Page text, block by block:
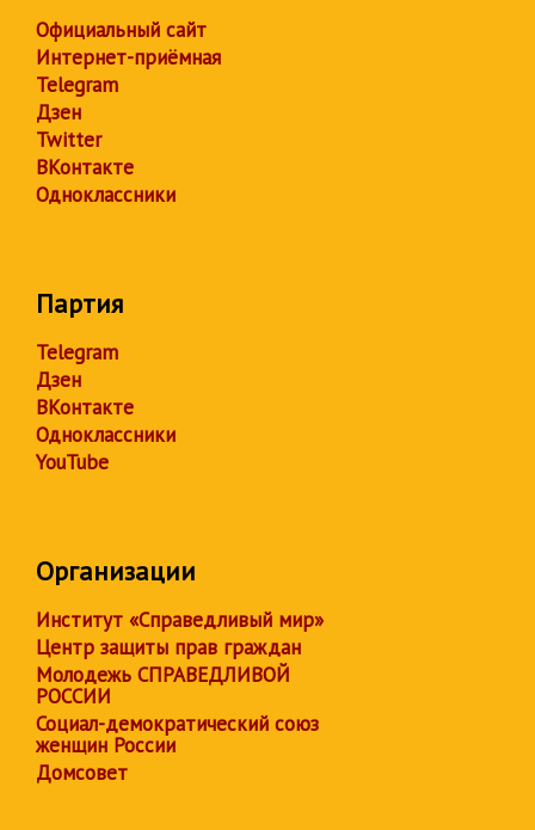
Официальный сайт
Интернет-приёмная
Telegram
Дзен
Twitter
ВКонтакте
Одноклассники
Партия
Telegram
Дзен
ВКонтакте
Одноклассники
YouTube
Организации
Институт «Справедливый мир»
Центр защиты прав граждан
Молодежь СПРАВЕДЛИВОЙ
РОССИИ
Социал-демократический союз
женщин России
Домсовет